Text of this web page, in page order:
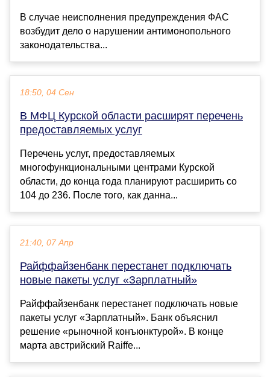
В случае неисполнения предупреждения ФАС
возбудит дело о нарушении антимонопольного
законодательства...
18:50, 04 Сен
В МФЦ Курской области расширят перечень
предоставляемых услуг
Перечень услуг, предоставляемых
многофункциональными центрами Курской
области, до конца года планируют расширить со
104 до 236. После того, как данна...
21:40, 07 Апр
Райффайзенбанк перестанет подключать
новые пакеты услуг «Зарплатный»
Райффайзенбанк перестанет подключать новые
пакеты услуг «Зарплатный». Банк объяснил
решение «рыночной конъюнктурой». В конце
марта австрийский Raiffe...